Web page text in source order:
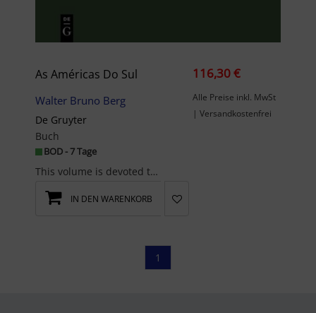
As Américas Do Sul
Walter Bruno Berg
De Gruyter
Buch
BOD - 7 Tage
This volume is devoted to an examination of the vast range of relations existing between Brazil a...
116,30 €
Alle Preise inkl. MwSt
| Versandkostenfrei
IN DEN WARENKORB
1